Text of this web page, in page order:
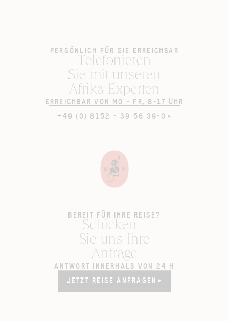
PERSÖNLICH FÜR SIE ERREICHBAR
Telefonieren
Sie mit unseren
Afrika Experten
ERREICHBAR VON MO – FR, 8-17 UHR
+49 (0) 8152 - 39 56 39-0
+49 (0) 8152 - 39 56 39-0
BEREIT FÜR IHRE REISE?
Schicken
Sie uns Ihre
Anfrage
ANTWORT INNERHALB VON 24 H
JETZT REISE ANFRAGEN
JETZT REISE ANFRAGEN